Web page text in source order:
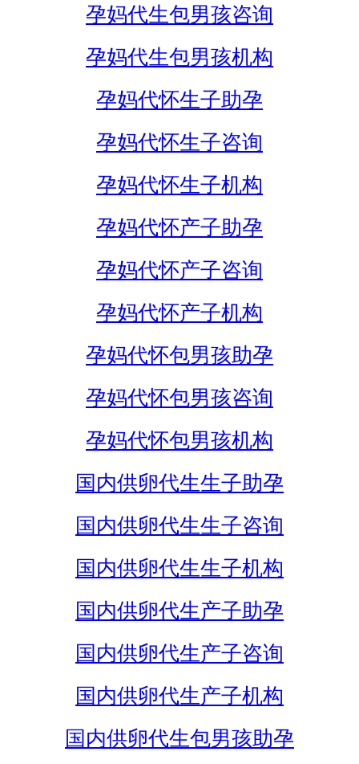
孕妈代生包男孩咨询
孕妈代生包男孩机构
孕妈代怀生子助孕
孕妈代怀生子咨询
孕妈代怀生子机构
孕妈代怀产子助孕
孕妈代怀产子咨询
孕妈代怀产子机构
孕妈代怀包男孩助孕
孕妈代怀包男孩咨询
孕妈代怀包男孩机构
国内供卵代生生子助孕
国内供卵代生生子咨询
国内供卵代生生子机构
国内供卵代生产子助孕
国内供卵代生产子咨询
国内供卵代生产子机构
国内供卵代生包男孩助孕